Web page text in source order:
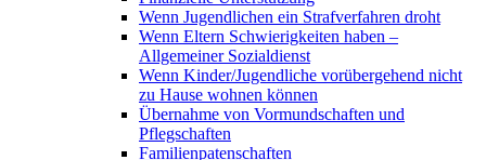
Wenn Jugendlichen ein Strafverfahren droht
Wenn Eltern Schwierigkeiten haben –
Allgemeiner Sozialdienst
Wenn Kinder/Jugendliche vorübergehend nicht
zu Hause wohnen können
Übernahme von Vormundschaften und
Pflegschaften
Familienpatenschaften